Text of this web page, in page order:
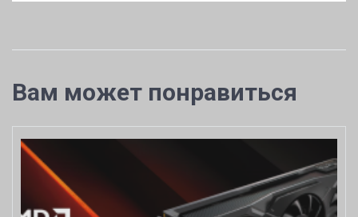
Вам может понравиться